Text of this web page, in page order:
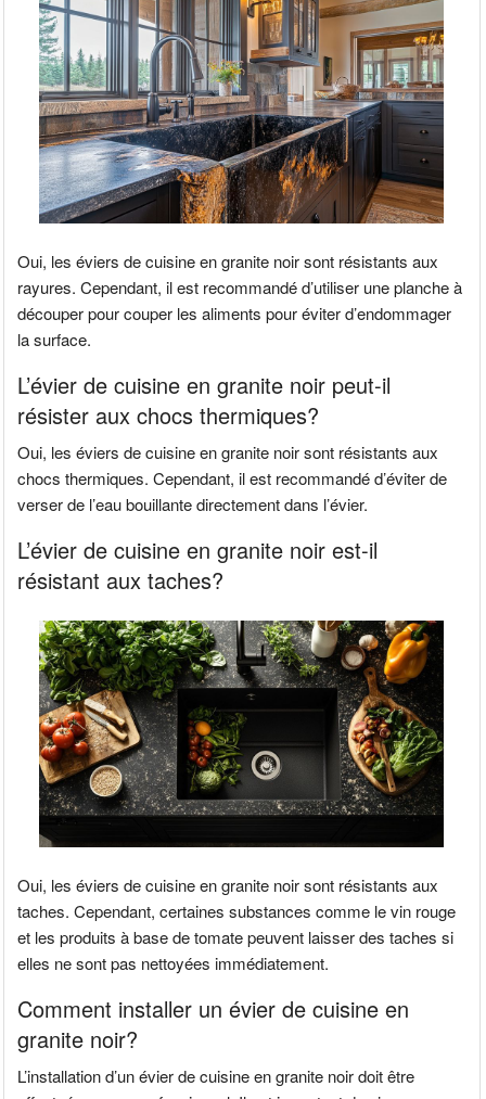
Oui, les éviers de cuisine en granite noir sont résistants aux
rayures. Cependant, il est recommandé d’utiliser une planche à
découper pour couper les aliments pour éviter d’endommager
la surface.
L’évier de cuisine en granite noir peut-il
résister aux chocs thermiques?
Oui, les éviers de cuisine en granite noir sont résistants aux
chocs thermiques. Cependant, il est recommandé d’éviter de
verser de l’eau bouillante directement dans l’évier.
L’évier de cuisine en granite noir est-il
résistant aux taches?
Oui, les éviers de cuisine en granite noir sont résistants aux
taches. Cependant, certaines substances comme le vin rouge
et les produits à base de tomate peuvent laisser des taches si
elles ne sont pas nettoyées immédiatement.
Comment installer un évier de cuisine en
granite noir?
L’installation d’un évier de cuisine en granite noir doit être